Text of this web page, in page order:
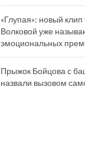
«Глупая»: новый
Волковой уже
эмоциональных
Прыжок Бойцова с
назвали вызовом